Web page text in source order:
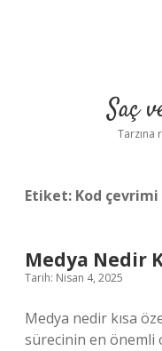
Saç
Tarzına
Etiket: Kod
Medya Nedir
Tarih: Nisan 4, 2025
Medya nedir kısa
sürecinin en önemli